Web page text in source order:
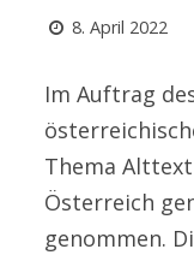
8. April 2022
Im Auftrag
Thema
Österreich
genommen.